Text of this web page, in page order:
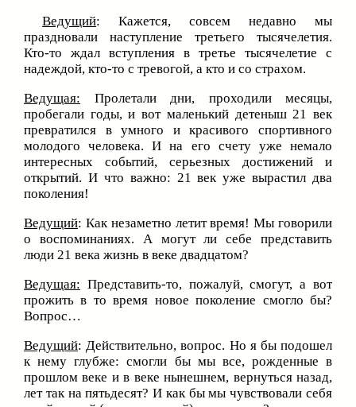
Ведущий: Кажется, совсем недавно мы
праздновали наступление третьего тысячелетия.
Кто-то ждал вступления в третье тысячелетие с
надеждой, кто-то с тревогой, а кто и со страхом.
Ведущая: Пролетали дни, проходили месяцы,
пробегали годы, и вот маленький детеныш 21 век
превратился в умного и красивого спортивного
молодого человека. И на его счету уже немало
интересных событий, серьезных достижений и
открытий. И что важно: 21 век уже вырастил два
поколения!
Ведущий: Как незаметно летит время! Мы говорили
о воспоминаниях. А могут ли себе представить
люди 21 века жизнь в веке двадцатом?
Ведущая: Представить-то, пожалуй, смогут, а вот
прожить в то время новое поколение смогло бы?
Вопрос…
Ведущий: Действительно, вопрос. Но я бы подошел
к нему глубже: смогли бы мы все, рожденные в
прошлом веке и в веке нынешнем, вернуться назад,
лет так на пятьдесят? И как бы мы чувствовали себя